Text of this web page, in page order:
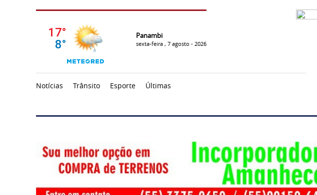
Panambi
sexta-feira , 7 agosto - 2026
Notícias Trânsito Esporte
Últimas